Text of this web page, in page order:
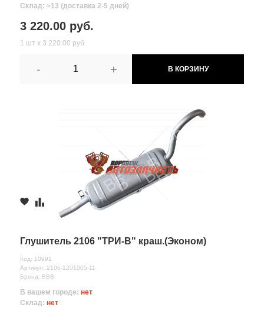
Склад: >13 (доставка 2-5 дней)
3 220.00 руб.
1 шт х 3 220.00 руб.
- + В КОРЗИНУ
Глушитель 2106 "ТРИ-В" краш.(Эконом)
Код: 10991
Артикул: 2106-1201005-11
Бренд: ВВВ
В вашем городе: нет
Склад: нет